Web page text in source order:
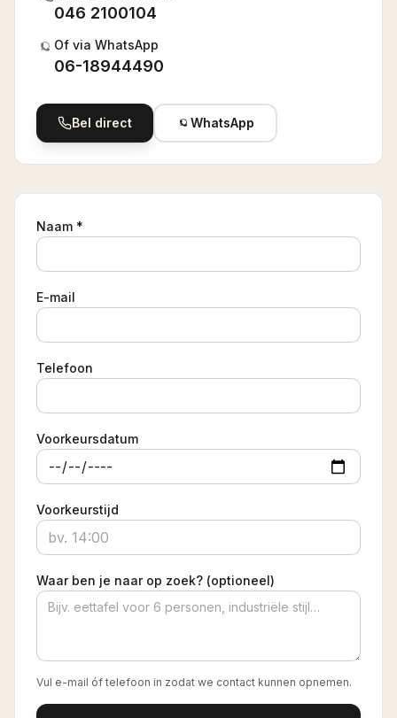
046 2100104
Of via WhatsApp
06-18944490
Bel direct WhatsApp
Naam *
E-mail
Telefoon
Voorkeursdatum
Voorkeurstijd
Waar ben je naar op zoek? (optioneel)
Vul e-mail óf telefoon in zodat we contact kunnen opnemen.